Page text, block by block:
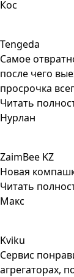
Кос
Tengeda
Самое
после чего
просрочка
Читать
Нурлан
ZaimBee KZ
Новая
Читать
Макс
Kviku
Сервис
агрегаторах,